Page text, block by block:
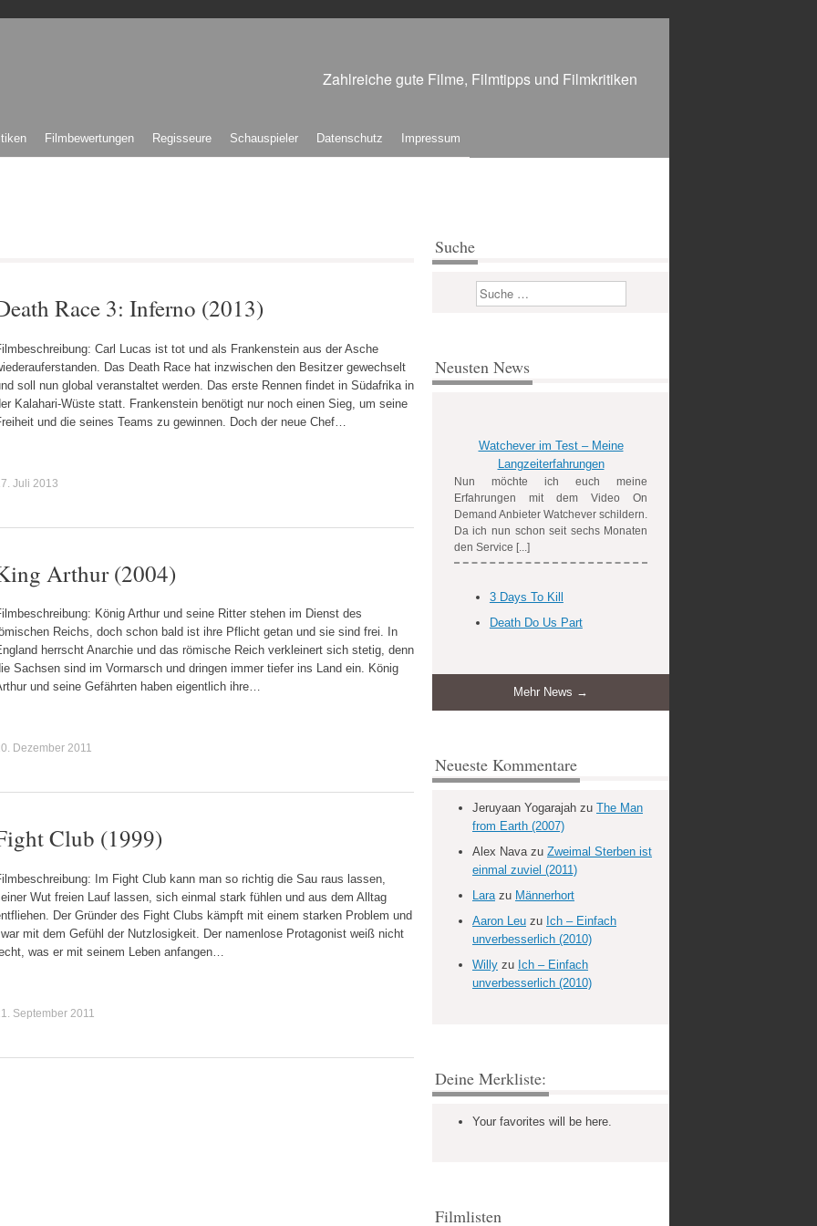
Zahlreiche gute Filme, Filmtipps und Filmkritiken
Filmbewertungen Regisseure Schauspieler Datenschutz Impressum
Race 3: Inferno (2013)
Carl Lucas ist tot und als Frankenstein aus der Asche
Das Death Race hat inzwischen den Besitzer gewechselt
soll nun global veranstaltet werden. Das erste Rennen findet in Südafrika in
Kalahari-Wüste statt. Frankenstein benötigt nur noch einen Sieg, um seine
und die seines Teams zu gewinnen. Doch der neue Chef…
Juli 2013
Arthur (2004)
König Arthur und seine Ritter stehen im Dienst des
Reichs, doch schon bald ist ihre Pflicht getan und sie sind frei. In
herrscht Anarchie und das römische Reich verkleinert sich stetig, denn
Sachsen sind im Vormarsch und dringen immer tiefer ins Land ein. König
und seine Gefährten haben eigentlich ihre…
Dezember 2011
Club (1999)
Im Fight Club kann man so richtig die Sau raus lassen,
Wut freien Lauf lassen, sich einmal stark fühlen und aus dem Alltag
Der Gründer des Fight Clubs kämpft mit einem starken Problem und
mit dem Gefühl der Nutzlosigkeit. Der namenlose Protagonist weiß nicht
was er mit seinem Leben anfangen…
September 2011
Suche
Suchen
Neusten News
Watchever im Test – Meine
Langzeiterfahrungen
Nun möchte ich euch meine
Erfahrungen mit dem Video On
Demand Anbieter Watchever schildern.
Da ich nun schon seit sechs Monaten
den Service [...]
3 Days To Kill
Death Do Us Part
Mehr News →
Neueste Kommentare
Jeruyaan Yogarajah zu The Man
from Earth (2007)
Alex Navazu Zweimal Sterben ist
einmal zuviel (2011)
Larazu Männerhort
Aaron Leu zu Ich – Einfach
unverbesserlich (2010)
Willy zu Ich – Einfach
unverbesserlich (2010)
Deine Merkliste:
Your favorites will be here.
Filmlisten